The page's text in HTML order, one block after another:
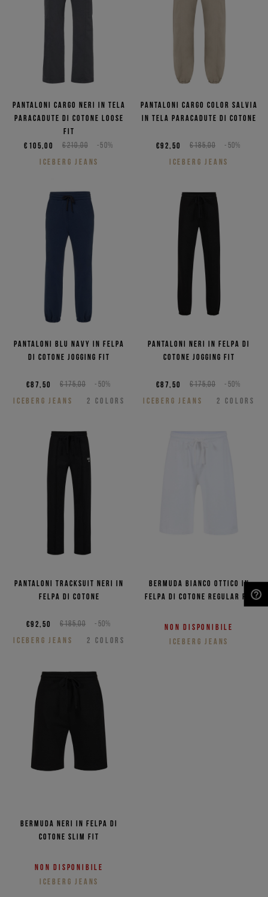
Pantaloni cargo neri in tela
paracadute di cotone loose
fit
€210,00 -50%
€105,00
ICEBERG JEANS
Pantaloni cargo color salvia
in tela paracadute di cotone
€185,00 -50%
€92,50
ICEBERG JEANS
Pantaloni blu navy in felpa
di cotone jogging fit
€175,00 -50%
€87,50
ICEBERG JEANS
2 COLORS
Pantaloni neri in felpa di
cotone jogging fit
€175,00 -50%
€87,50
ICEBERG JEANS
2 COLORS
Pantaloni tracksuit neri in
felpa di cotone
€185,00 -50%
€92,50
ICEBERG JEANS
2 COLORS
Bermuda bianco ottico in
felpa di cotone regular fit
Non disponibile
ICEBERG JEANS
Bermuda neri in felpa di
cotone slim fit
Non disponibile
ICEBERG JEANS